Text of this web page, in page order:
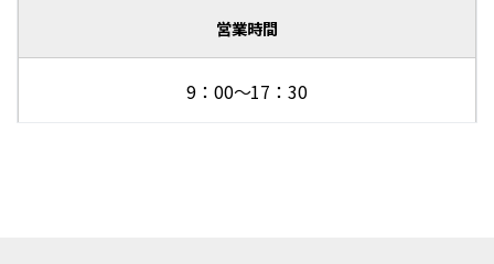
営業時間
9：00～17：30